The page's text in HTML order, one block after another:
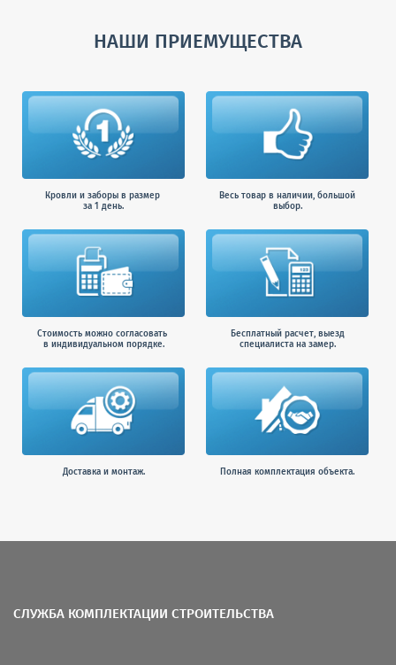
НАШИ ПРИЕМУЩЕСТВА
Кровли и заборы в размер
за 1 день.
Весь товар в наличии, большой
выбор.
Стоимость можно согласовать
в индивидуальном порядке.
Бесплатный расчет, выезд
специалиста на замер.
Доставка и монтаж. Полная комплектация объекта.
СЛУЖБА КОМПЛЕКТАЦИИ СТРОИТЕЛЬСТВА